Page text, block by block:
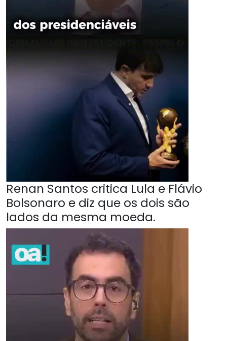
Renan Santos critica Lula e Flávio
Bolsonaro e diz que os dois são
lados da mesma moeda.